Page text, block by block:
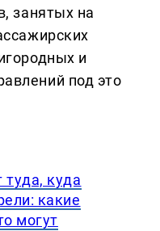
занятых на
и
под это
куда
какие
могут